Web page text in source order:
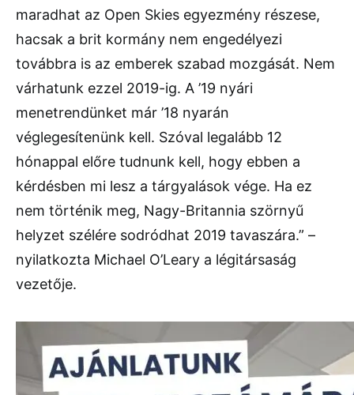
maradhat az Open Skies egyezmény részese,
hacsak a brit kormány nem engedélyezi
továbbra is az emberek szabad mozgását. Nem
várhatunk ezzel 2019-ig. A ’19 nyári
menetrendünket már ’18 nyarán
véglegesítenünk kell. Szóval legalább 12
hónappal előre tudnunk kell, hogy ebben a
kérdésben mi lesz a tárgyalások vége. Ha ez
nem történik meg, Nagy-Britannia szörnyű
helyzet szélére sodródhat 2019 tavaszára.” –
nyilatkozta Michael O’Leary a légitársaság
vezetője.